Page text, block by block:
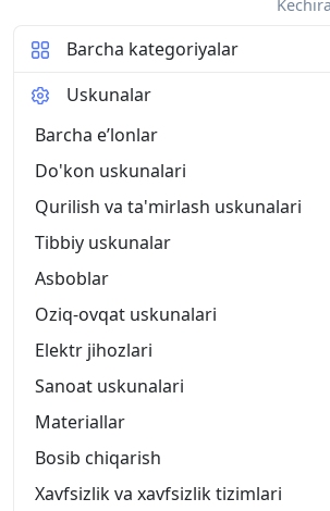
Barcha kategoriyalar
Uskunalar
Barcha eʼlonlar
Do'kon uskunalari
Qurilish va ta'mirlash uskunalari
Tibbiy uskunalar
Asboblar
Oziq-ovqat uskunalari
Elektr jihozlari
Sanoat uskunalari
Materiallar
Bosib chiqarish
Xavfsizlik va xavfsizlik tizimlari